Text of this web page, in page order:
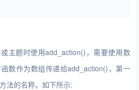
主题时使用add_action()，需要使用数
数作为数组传递给add_action()，第一
法的名称，如下所示: